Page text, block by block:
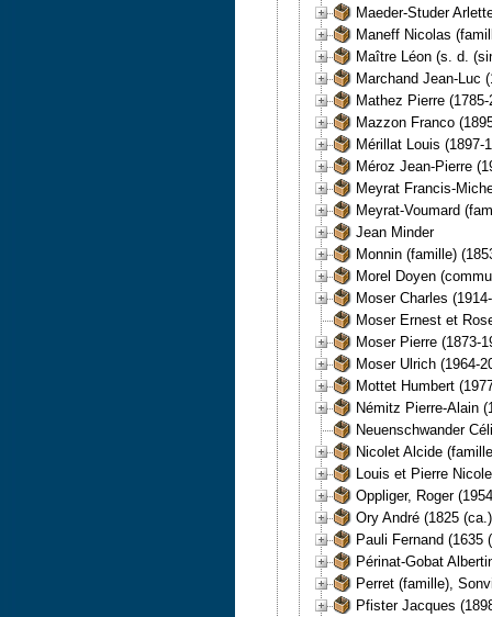
Maeder-Studer
Maneff Nicolas
Maître Léon (s. d.
Marchand Jean-Luc
Mathez Pierre (1785-
Mazzon Franco
Mérillat Louis (1897-
Méroz Jean-Pierre
Meyrat Francis-
Meyrat-Voumard
Jean Minder
Monnin (famille)
Morel Doyen
Moser Charles
Moser Ernest et
Moser Pierre (1873-
Moser Ulrich (1964-
Mottet Humbert
Némitz Pierre-Alain
Neuenschwander
Nicolet Alcide
Louis et Pierre
Oppliger, Roger
Ory André (1825
Pauli Fernand (1635
Périnat-Gobat
Perret (famille),
Pfister Jacques